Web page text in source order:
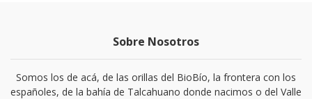
Sobre Nosotros
Somos los de acá, de las orillas del BioBío, la frontera con los
españoles, de la bahía de Talcahuano donde nacimos o del Valle